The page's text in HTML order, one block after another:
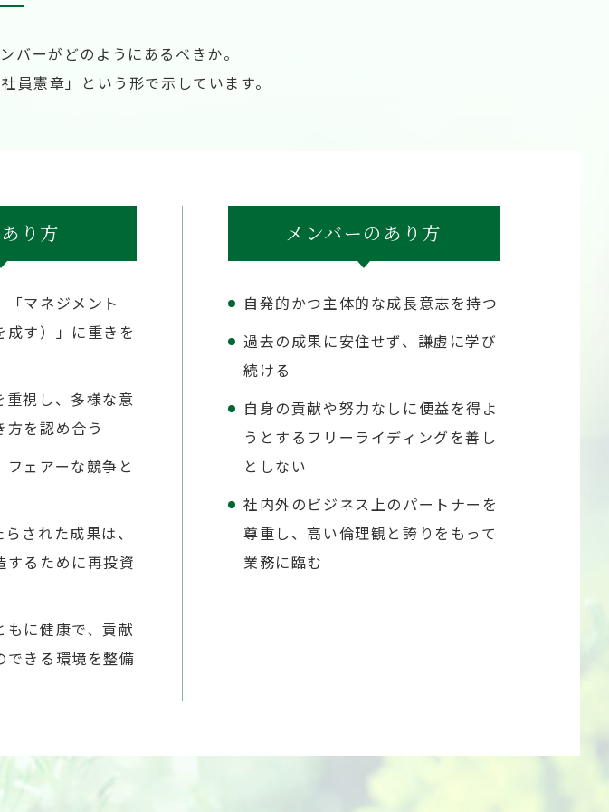
バーがどのようにあるべきか。
員憲章」という形で示しています。
り方
「マネジメント
成す）」に重きを
重視し、多様な意
方を認め合う
ェアーな競争と
された成果は、
するために再投資
もに健康で、貢献
できる環境を整備
メンバーのあり方
自発的かつ主体的な成長意志を持つ
過去の成果に安住せず、謙虚に学び
続ける
自身の貢献や努力なしに便益を得よ
うとするフリーライディングを善し
としない
社内外のビジネス上のパートナーを
尊重し、高い倫理観と誇りをもって
業務に臨む